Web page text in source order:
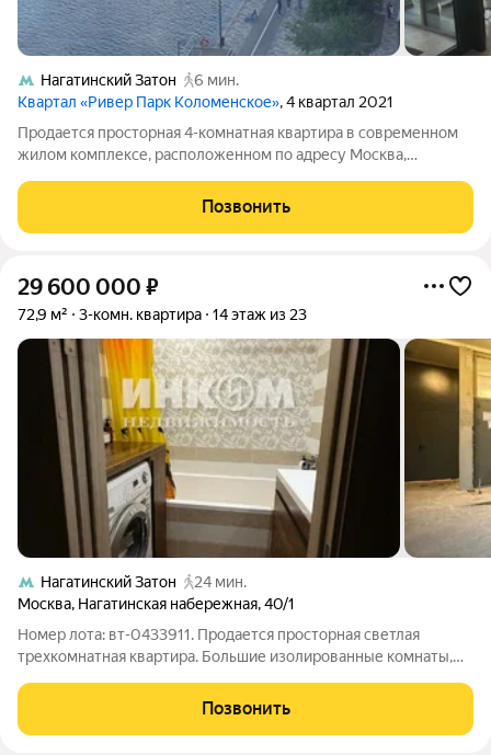
Нагатинский Затон
6 мин.
Квартал «Ривер Парк Коломенское», 4 квартал 2021
Продается просторная 4-комнатная квартира в современном
жилом комплексе, расположенном по адресу Москва,
квадратных метров, а кухня радует своим размером в 15
квадратных метров. Квартира находится на
Позвонить
29 600 000 ₽
72,9 м² 3-комн. квартира 14 этаж из 23
Нагатинский Затон
24 мин.
Москва, Нагатинская набережная,40/1
Номер лота: вт-0433911. Продается просторная светлая
трехкомнатная квартира. Большие изолированные комнаты,
и на набережную Москвы-реки. Квартира в хорошем
состоянии, с косметическим
Позвонить